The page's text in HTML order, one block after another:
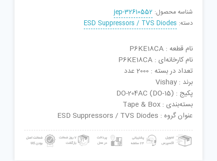
شناسه محصول: jep-32610552
دسته: ESD Suppressors / TVS Diodes
نام قطعه : P6KE18CA
نام کارخانه‌ای : P6KE18CA
تعداد در بسته : 2000 عدد
برند : Vishay
پکیج : DO-204AC (DO-15)
بسته‌بندی : Tape & Box
عنوان گروه : ESD Suppressors / TVS Diodes